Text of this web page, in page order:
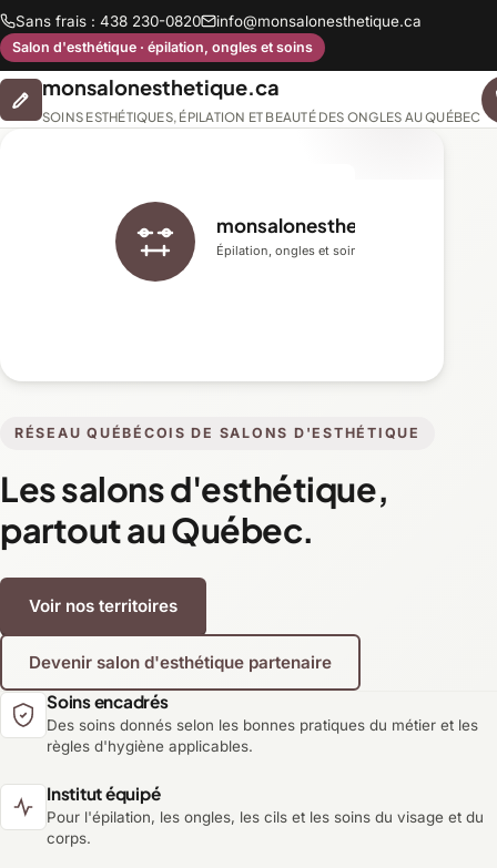
Sans frais : 438 230-0820 info@monsalonesthetique.ca
Salon d'esthétique · épilation, ongles et soins
monsalonesthetique.ca
SOINS ESTHÉTIQUES, ÉPILATION ET BEAUTÉ DES ONGLES AU QUÉBEC
RÉSEAU QUÉBÉCOIS DE SALONS D'ESTHÉTIQUE
Les salons d'esthétique,
partout au Québec.
Voir nos territoires
Devenir salon d'esthétique partenaire
monsalonesthetique.ca
Épilation, ongles et soins du visage
Soins encadrés
Des soins donnés selon les bonnes pratiques du métier et les
règles d'hygiène applicables.
Institut équipé
Pour l'épilation, les ongles, les cils et les soins du visage et du
corps.